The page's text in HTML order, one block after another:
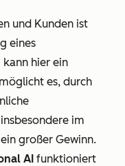
und Kunden ist
eines
kann hier ein
es, durch
im
großer Gewinn.
AI funktioniert